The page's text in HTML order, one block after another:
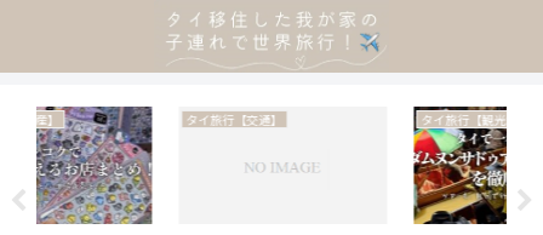
タイ旅行【観光地・街歩き】